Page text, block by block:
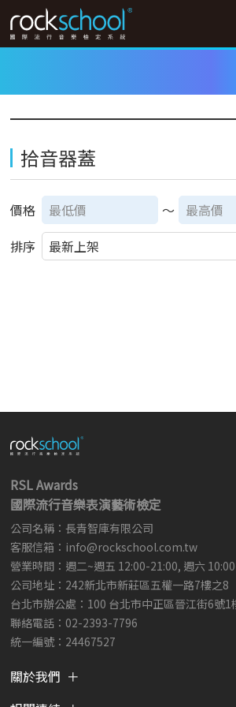
拾音器蓋
價格 ～
排序
RSL Awards
國際流行音樂表演藝術檢定
公司名稱：長青智庫有限公司
客服信箱： info@rockschool.com.tw ​
營業時間：週二~週五 12:00-21:00, 週六
公司地址：242新北市新莊區五權一路7樓之8
台北市辦公處：100 台北市中正區晉江街6號1
聯絡電話：02-2393-7796
統一編號：24467527
關於我們